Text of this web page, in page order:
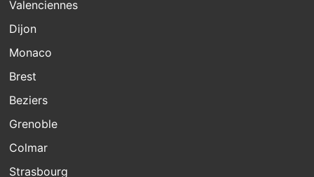
Valenciennes
Dijon
Monaco
Brest
Beziers
Grenoble
Colmar
Strasbourg